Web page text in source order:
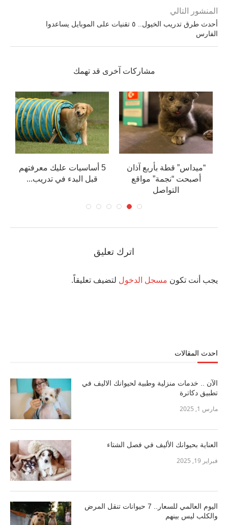
المنشور التالي
أحدث طرق تدريب الخيول.. ٥ تقنيات على الموبايل يساعدوا
الفارس
مشاركات آخرى قد تهمك
“ميداس” قطة بأربع آذان
أصبحت “نجمة” مواقع
التواصل
5 أساسيات عليك معرفتهم
قبل البدء في تدريب...
اترك تعليق
يجب أنت تكون مسجل الدخول لتضيف تعليقاً.
احدث المقالات
الآن .. خدمات منزلية وطبية لحيوانك الاليف في
تطبيق دكاترة
مارس 1, 2025
العناية بحيوانك الأليف في فصل الشتاء
فبراير 19, 2025
اليوم العالمي للسعار.. 7 حيوانات تنقل المرض
والكلب ليس بينهم